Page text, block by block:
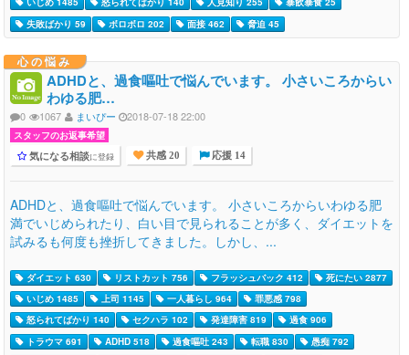
失敗ばかり 59
ボロボロ 202 面接 462 脅迫 45
心の悩み
ADHDと、過食嘔吐で悩んでいます。 小さいころからい
わゆる肥…
0 1067 まいぴー 2018-07-18 22:00
スタッフのお返事希望
気になる相談に登録 共感 20 応援 14
ADHDと、過食嘔吐で悩んでいます。 小さいころからいわゆる肥
満でいじめられたり、白い目で見られることが多く、ダイエットを
試みるも何度も挫折してきました。しかし、...
ダイエット 630 リストカット 756 フラッシュバック 412
死にたい 2877
いじめ 1485
上司 1145 一人暮らし 964
罪悪感 798
怒られてばかり 140
セクハラ 102 発達障害 819
過食 906
トラウマ 691
ADHD 518 過食嘔吐 243 転職 830
愚痴 792